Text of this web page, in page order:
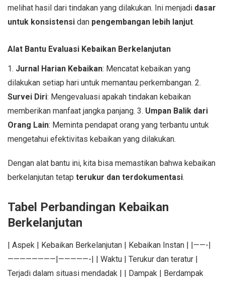
melihat hasil dari tindakan yang dilakukan. Ini menjadi dasar
untuk konsistensi dan pengembangan lebih lanjut.
Alat Bantu Evaluasi Kebaikan Berkelanjutan
1. Jurnal Harian Kebaikan: Mencatat kebaikan yang
dilakukan setiap hari untuk memantau perkembangan. 2.
Survei Diri: Mengevaluasi apakah tindakan kebaikan
memberikan manfaat jangka panjang. 3. Umpan Balik dari
Orang Lain: Meminta pendapat orang yang terbantu untuk
mengetahui efektivitas kebaikan yang dilakukan.
Dengan alat bantu ini, kita bisa memastikan bahwa kebaikan
berkelanjutan tetap terukur dan terdokumentasi.
Tabel Perbandingan Kebaikan
Berkelanjutan
| Aspek | Kebaikan Berkelanjutan | Kebaikan Instan | |——-|
————————|—————-| | Waktu | Terukur dan teratur |
Terjadi dalam situasi mendadak | | Dampak | Berdampak